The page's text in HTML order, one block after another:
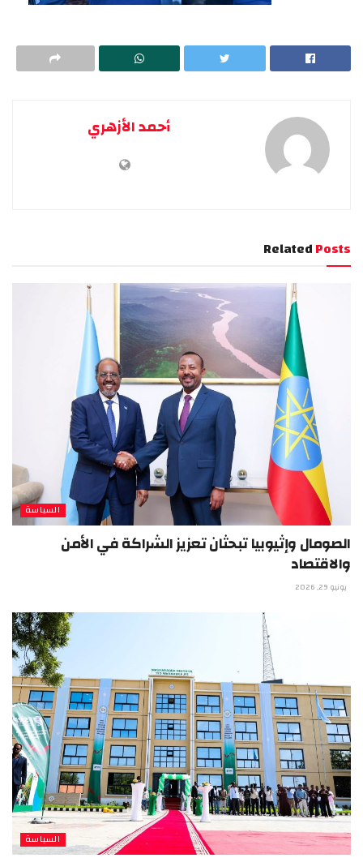
أحمد الأزهري
RelatedPosts
السياسة
الصومال وإثيوبيا تبحثان تعزيز الشراكة في الأمن
والاقتصاد
يونيو 29, 2026
السياسة